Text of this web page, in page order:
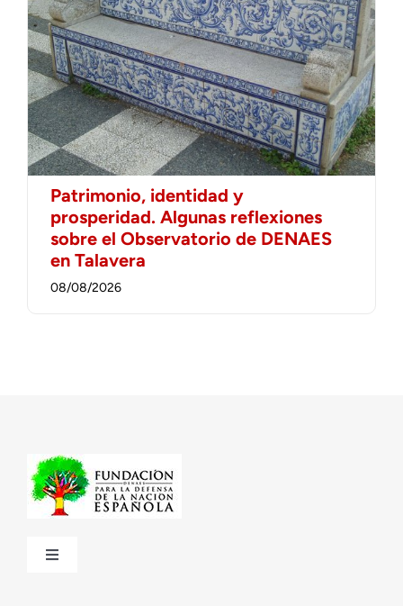
Patrimonio, identidad y
prosperidad. Algunas reflexiones
sobre el Observatorio de DENAES
en Talavera
08/08/2026
Toggle